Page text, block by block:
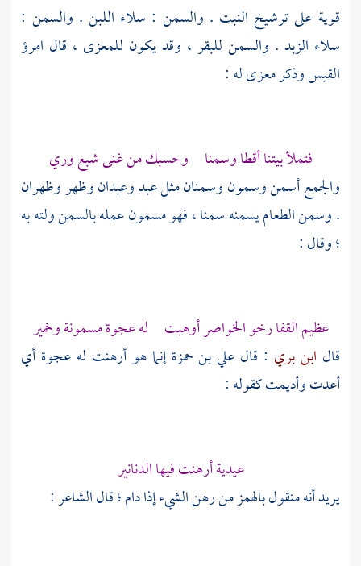
قوية على ترشيخ النبت . والسمن : سلاء اللبن . والسمن :
سلاء الزبد . والسمن للبقر ، وقد يكون للمعزى ، قال امرؤ
القيسوذكر معزى له :
فتملأ بيتنا أقطا وسمنا وحسبك من غنى شبع وري
والجمع أسمن وسمون وسمنان مثل عبد وعبدان وظهر وظهران
. وسمن الطعام يسمنه سمنا ، فهو مسمون عمله بالسمن ولته به
؛ وقال :
عظيم القفا رخو الخواصر أوهبت له عجوة مسمونة وخمير
قال ابن بري : قال علي بن حمزةإنما هو أرهنت له عجوة أي
أعدت وأديمت كقوله :
عيدية أرهنت فيها الدنانير
يريد أنه منقول بالهمز من رهن الشيء إذا دام ؛ قال الشاعر :